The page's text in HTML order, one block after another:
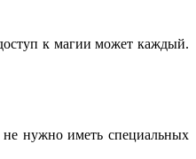
к магии может каждый.
не нужно иметь специальных